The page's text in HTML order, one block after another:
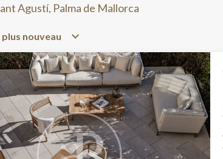
Agustí, Palma de Mallorca